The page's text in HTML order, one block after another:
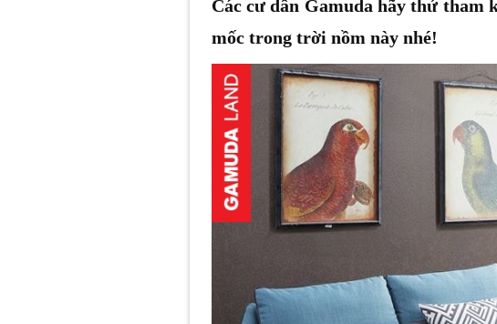
Các cư dân Gamuda hãy thử tham
mốc trong trời nồm này nhé!